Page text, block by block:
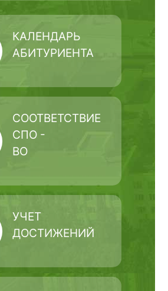
КАЛЕНДАРЬ
АБИТУРИЕНТА
СООТВЕТСТВИЕ
СПО -
ВО
УЧЕТ
ДОСТИЖЕНИЙ